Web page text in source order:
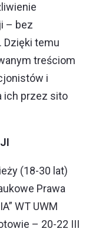
– bez
Dzięki temu
treściom
i
ich przez sito
(18-30 lat)
Prawa
WT UWM
– 20-22 III